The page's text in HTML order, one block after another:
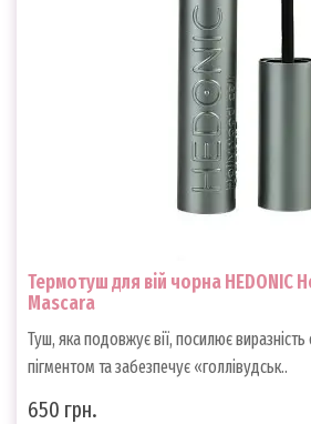
Термотуш для вій чорна HEDONIC
Mascara
Туш, яка подовжує вії, посилює
пігментом та забезпечує «голлівудськ..
650 грн.